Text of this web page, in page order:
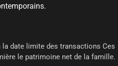
la date limite des transactions Ces
le patrimoine net de la famille.